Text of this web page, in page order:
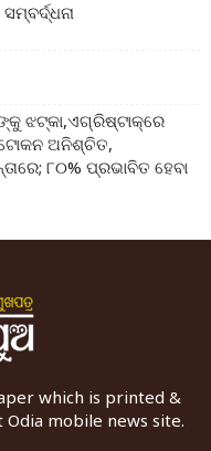
ଝଟ୍‌କା,ଏଗ୍ରିଷ୍ଟାକ୍‌ରେ
ଟୋକନ ଅନିଶ୍ଚିତ,
୮୦% ପ୍ରଭାବିତ ହେବା
which is printed &
mobile news site.